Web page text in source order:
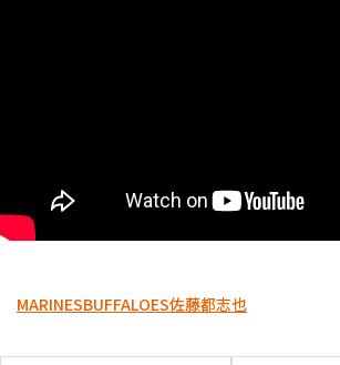
MARINESBUFFALOES佐藤都志也